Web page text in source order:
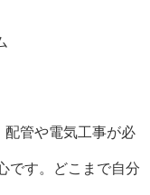
配管や電気工事が必
です。どこまで自分